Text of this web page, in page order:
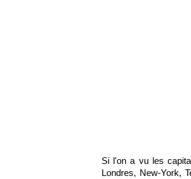
Si l'on a vu les
Londres, New-York,